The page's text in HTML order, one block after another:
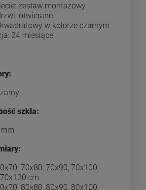
zestaw montażowy
otwierane
w kolorze czarnym
24 miesiące
szkła:
70x80, 70x90, 70x100,
cm
80x80, 80x90, 80x100,